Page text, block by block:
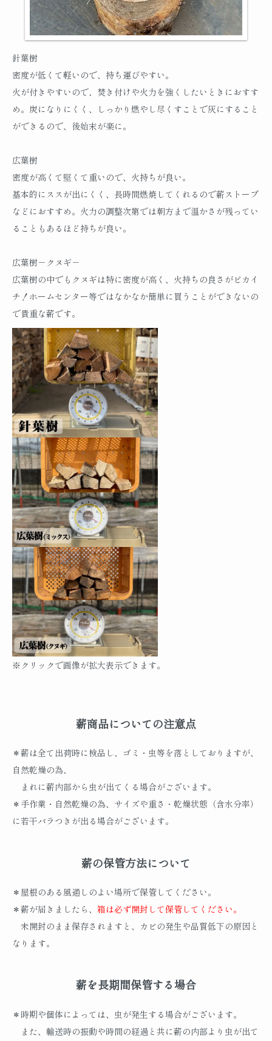
針葉樹
密度が低くて軽いので、持ち運びやすい。
火が付きやすいので、焚き付けや火力を強くしたいときにおすす
め。炭になりにくく、しっかり燃やし尽くすことで灰にすること
ができるので、後始末が楽に。
広葉樹
密度が高くて堅くて重いので、火持ちが良い。
基本的にススが出にくく、長時間燃焼してくれるので薪ストーブ
などにおすすめ。火力の調整次第では朝方まで温かさが残ってい
ることもあるほど持ちが良い。
広葉樹－クヌギ－
広葉樹の中でもクヌギは特に密度が高く、火持ちの良さがピカイ
チ！ホームセンター等ではなかなか簡単に買うことができないの
で貴重な薪です。
※クリックで画像が拡大表示できます。
薪商品についての注意点
＊薪は全て出荷時に検品し、ゴミ・虫等を落としておりますが、
自然乾燥の為、
まれに薪内部から虫が出てくる場合がございます。
＊手作業・自然乾燥の為、サイズや重さ・乾燥状態（含水分率）
に若干バラつきが出る場合がございます。
薪の保管方法について
＊屋根のある風通しのよい場所で保管してください。
＊薪が届きましたら、 箱は必ず開封して保管してください。
未開封のまま保存されますと、カビの発生や品質低下の原因と
なります。
薪を長期間保管する場合
＊時期や個体によっては、虫が発生する場合がございます。
また、輸送時の振動や時間の経過と共に薪の内部より虫が出て